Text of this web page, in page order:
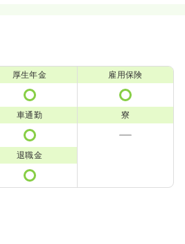
厚生年金 雇用保険
車通勤 寮
退職金